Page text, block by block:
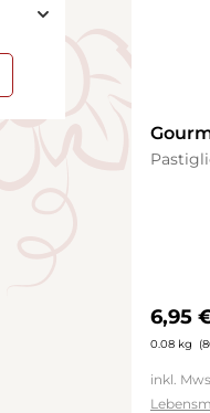
6,95
0.08 kg
inkl.